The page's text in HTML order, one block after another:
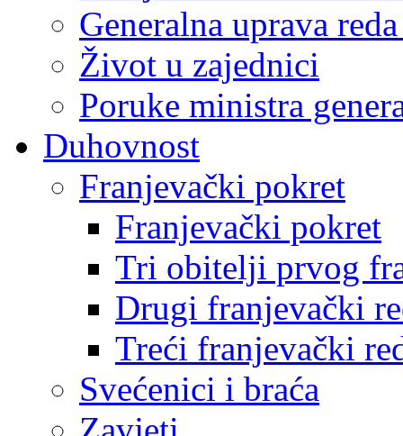
Generalna uprava
Život u zajednici
Poruke ministra
Duhovnost
Franjevački pokret
Franjevački pokret
Tri obitelji prvog
Drugi franjevački
Treći franjevački
Svećenici i braća